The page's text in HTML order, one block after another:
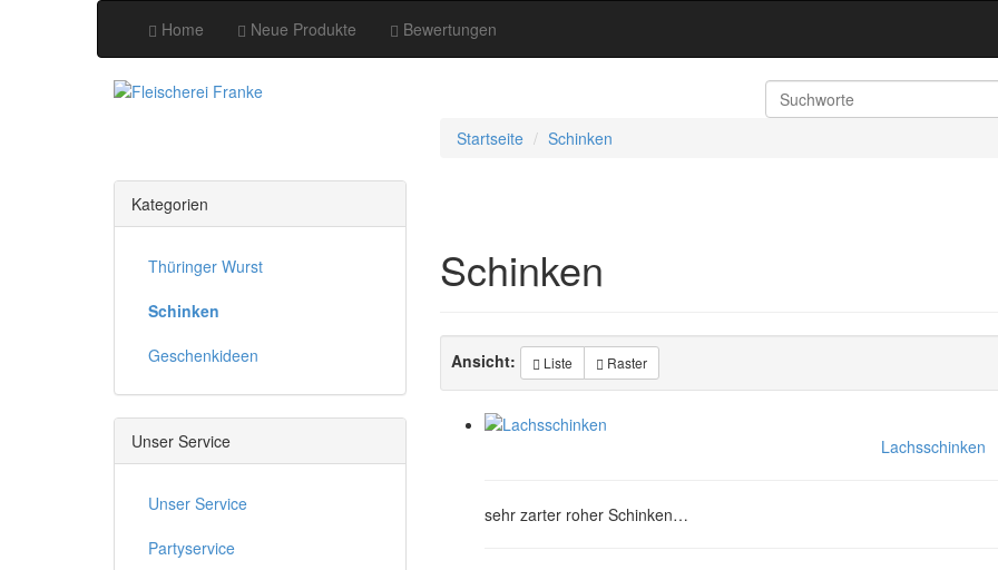
Home Neue Produkte Bewertungen
Startseite Schinken
Schinken
Ansicht: Liste Raster
Lachsschinken
sehr zarter roher Schinken…
Kategorien
Thüringer Wurst
Schinken
Geschenkideen
Unser Service
Unser Service
Partyservice